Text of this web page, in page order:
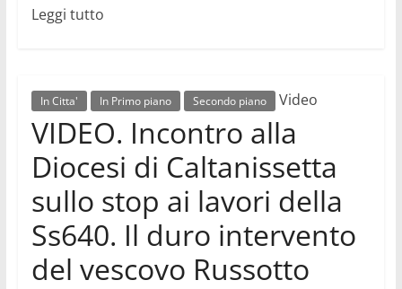
Leggi tutto
In Citta' In Primo piano Secondo piano Video
VIDEO. Incontro alla
Diocesi di Caltanissetta
sullo stop ai lavori della
Ss640. Il duro intervento
del vescovo Russotto